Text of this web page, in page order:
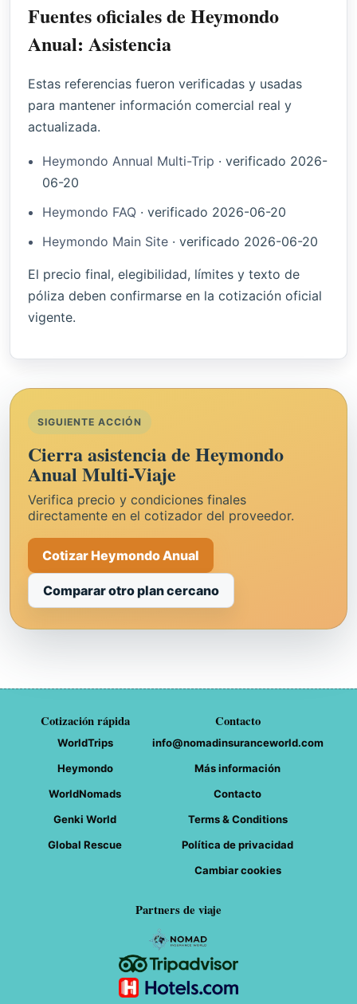
Fuentes oficiales de Heymondo
Anual: Asistencia
Estas referencias fueron verificadas y usadas
para mantener información comercial real y
actualizada.
Heymondo Annual Multi-Trip · verificado 2026-
06-20
Heymondo FAQ · verificado 2026-06-20
Heymondo Main Site · verificado 2026-06-20
El precio final, elegibilidad, límites y texto de
póliza deben confirmarse en la cotización oficial
vigente.
SIGUIENTE ACCIÓN
Cierra asistencia de Heymondo
Anual Multi-Viaje
Verifica precio y condiciones finales
directamente en el cotizador del proveedor.
Cotizar Heymondo Anual
Comparar otro plan cercano
Cotización rápida
WorldTrips
Heymondo
WorldNomads
Genki World
Global Rescue
Contacto
info@nomadinsuranceworld.com
Más información
Contacto
Terms & Conditions
Política de privacidad
Cambiar cookies
Partners de viaje